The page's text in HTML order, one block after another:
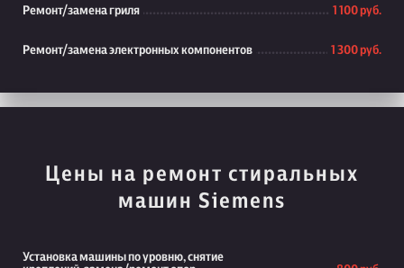
Ремонт/замена гриля 1 100 руб.
Ремонт/замена электронных компонентов 1 300 руб.
Цены на ремонт стиральных
машин Siemens
Установка машины по уровню, снятие